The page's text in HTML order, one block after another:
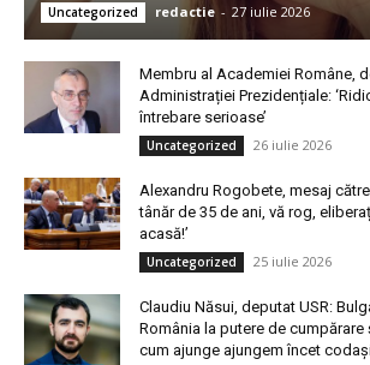
Uncategorized redactie - 27 iulie 2026
Membru al Academiei Române,
Administrației Prezidențiale:
întrebare serioase’
Uncategorized 26 iulie 2026
Alexandru Rogobete, mesaj către
tânăr de 35 de ani, vă rog,
acasă!’
Uncategorized 25 iulie 2026
Claudiu Năsui, deputat USR:
România la putere de cumpărare
cum ajunge ajungem încet